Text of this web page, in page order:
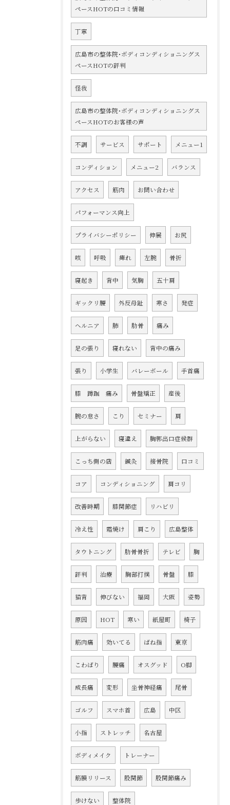
ペースHOTの口コミ情報
丁寧
広島市の整体院･ボディコンディショニングス
ペースHOTの評判
怪我
広島市の整体院･ボディコンディショニングス
ペースHOTのお客様の声
不調 サービス サポート メニュー1
コンディション メニュー2 バランス
アクセス 筋肉 お問い合わせ
パフォーマンス向上
プライバシーポリシー 伸展 お尻
咳 呼吸 痺れ 左腕 骨折
寝起き 背中 気胸 五十肩
ギックリ腰 外反母趾 寒さ 発症
ヘルニア 肺 肋骨 痛み
足の張り 寝れない 背中の痛み
張り 小学生 バレーボール 手首痛
膝 蹲踞 痛み 骨盤矯正 産後
腕の怠さ こり セミナー 肩
上がらない 寝違え 胸郭出口症候群
こっち側の店 鍼灸 接骨院 口コミ
コア コンディショニング 肩コリ
改善時期 膝関節症 リハビリ
冷え性 霜焼け 肩こり 広島整体
タウトニング 肋骨骨折 テレビ 胸
評判 治療 胸部打撲 骨盤 膝
猫背 伸びない 福岡 大阪 姿勢
原因 HOT 寒い 紙屋町 椅子
筋肉痛 効いてる ばね指 東京
こわばり 腰痛 オスグッド O脚
成長痛 変形 坐骨神経痛 尾骨
ゴルフ スマホ首 広島 中区
小指 ストレッチ 名古屋
ボディメイク トレーナー
筋膜リリース 股関節 股関節痛み
歩けない 整体院